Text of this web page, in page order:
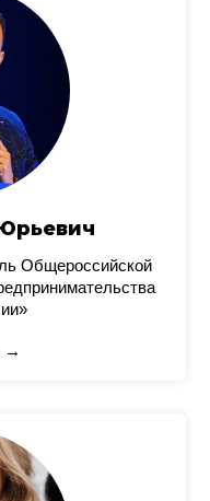
Общероссийской
→